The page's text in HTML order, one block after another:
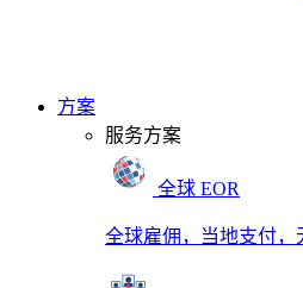
方案
服务方案
全球 EOR
全球雇佣，当地支付，